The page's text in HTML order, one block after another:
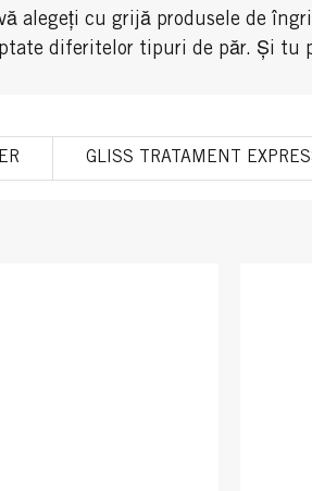
alegeți cu grijă produsele de
diferitelor tipuri de păr. Și tu
GLISS TRATAMENT